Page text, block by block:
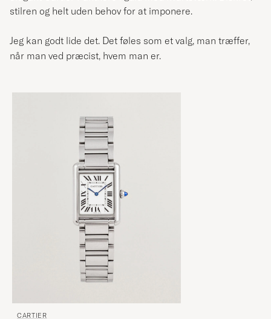
stilren og helt uden behov for at imponere.
Jeg kan godt lide det. Det føles som et valg, man træffer,
når man ved præcist, hvem man er.
CARTIER